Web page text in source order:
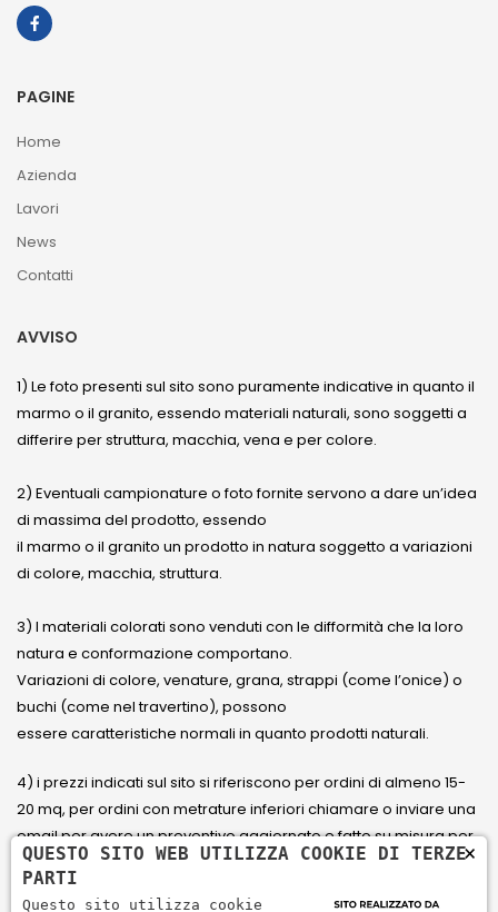
PAGINE
Home
Azienda
Lavori
News
Contatti
AVVISO
1) Le foto presenti sul sito sono puramente indicative in quanto il
marmo o il granito, essendo materiali naturali, sono soggetti a
differire per struttura, macchia, vena e per colore.
2) Eventuali campionature o foto fornite servono a dare un’idea
di massima del prodotto, essendo
il marmo o il granito un prodotto in natura soggetto a variazioni
di colore, macchia, struttura.
3) I materiali colorati sono venduti con le difformità che la loro
natura e conformazione comportano.
Variazioni di colore, venature, grana, strappi (come l’onice) o
buchi (come nel travertino), possono
essere caratteristiche normali in quanto prodotti naturali.
4) i prezzi indicati sul sito si riferiscono per ordini di almeno 15-
20 mq, per ordini con metrature inferiori chiamare o inviare una
email per avere un preventivo aggiornato e fatto su misura per
il cliente.
×
QUESTO SITO WEB UTILIZZA COOKIE DI TERZE
PARTI
Questo sito utilizza cookie